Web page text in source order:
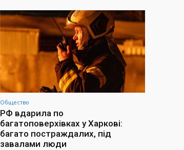
Общество
РФ вдарила по
багатоповерхівках у Харкові:
багато постраждалих, під
завалами люди